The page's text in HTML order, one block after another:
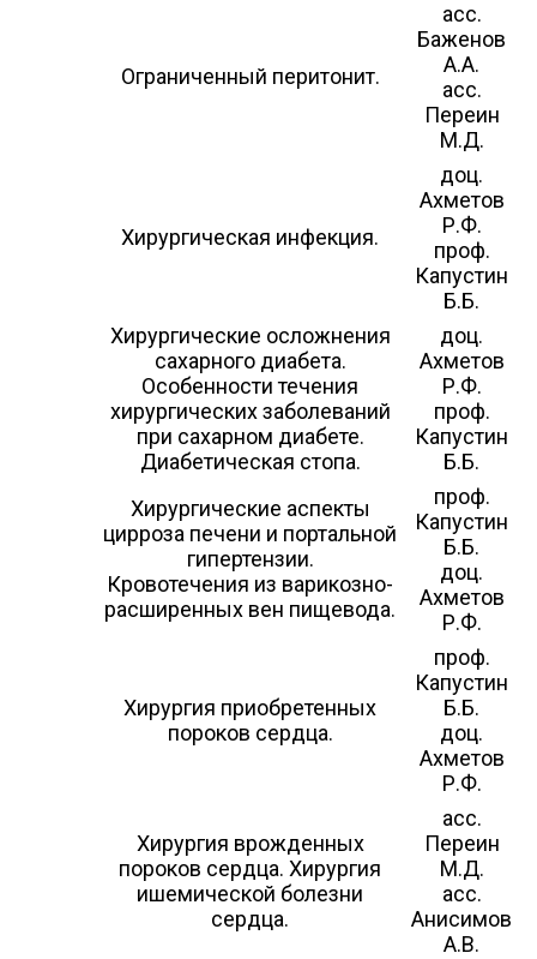
Ограниченный перитонит.
асс.
Баженов
А.А.
асс.
Переин
М.Д.
Хирургическая инфекция.
доц.
Ахметов
Р.Ф.
проф.
Капустин
Б.Б.
Хирургические осложнения
сахарного диабета.
Особенности течения
хирургических заболеваний
при сахарном диабете.
Диабетическая стопа.
доц.
Ахметов
Р.Ф.
проф.
Капустин
Б.Б.
Хирургические аспекты
цирроза печени и портальной
гипертензии.
Кровотечения из варикозно-
расширенных вен пищевода.
проф.
Капустин
Б.Б.
доц.
Ахметов
Р.Ф.
Хирургия приобретенных
пороков сердца.
проф.
Капустин
Б.Б.
доц.
Ахметов
Р.Ф.
Хирургия врожденных
пороков сердца. Хирургия
ишемической болезни
сердца.
асс.
Переин
М.Д.
асс.
Анисимов
А.В.